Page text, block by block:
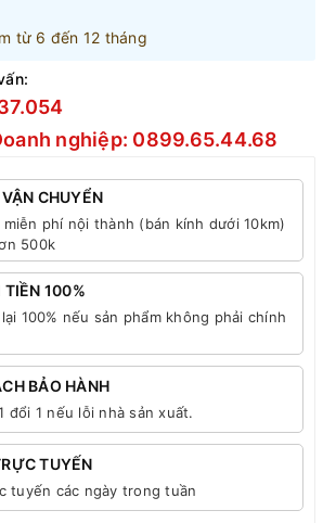
từ 6 đến 12 tháng
nghiệp: 0899.65.44.68
CHUYỂN
miễn phí nội thành (bán kính dưới 10km)
500k
TIỀN 100%
100% nếu sản phẩm không phải chính
BẢO HÀNH
đổi 1 nếu lỗi nhà sản xuất.
TUYẾN
tuyến các ngày trong tuần